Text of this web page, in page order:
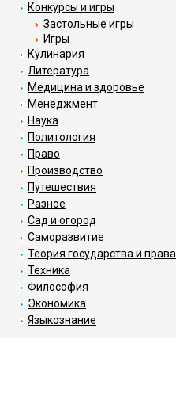
Конкурсы и игры
Застольные игры
Игры
Кулинария
Литература
Медицина и здоровье
Менеджмент
Наука
Политология
Право
Производство
Путешествия
Разное
Сад и огород
Саморазвитие
Теория государства и права
Техника
Философия
Экономика
Языкознание